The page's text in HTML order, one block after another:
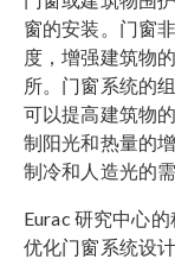
窗的安装。门窗
度，增强建筑物
所。门窗系统的
可以提高建筑物
制阳光和热量的
制冷和人造光的需
Eurac 研究中心
优化门窗系统设